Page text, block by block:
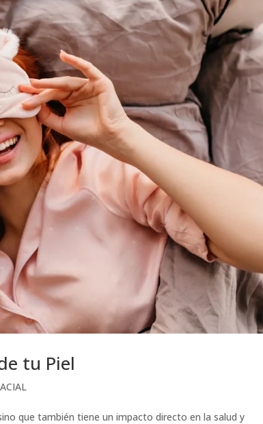
tu Piel
que también tiene un impacto directo en la salud y